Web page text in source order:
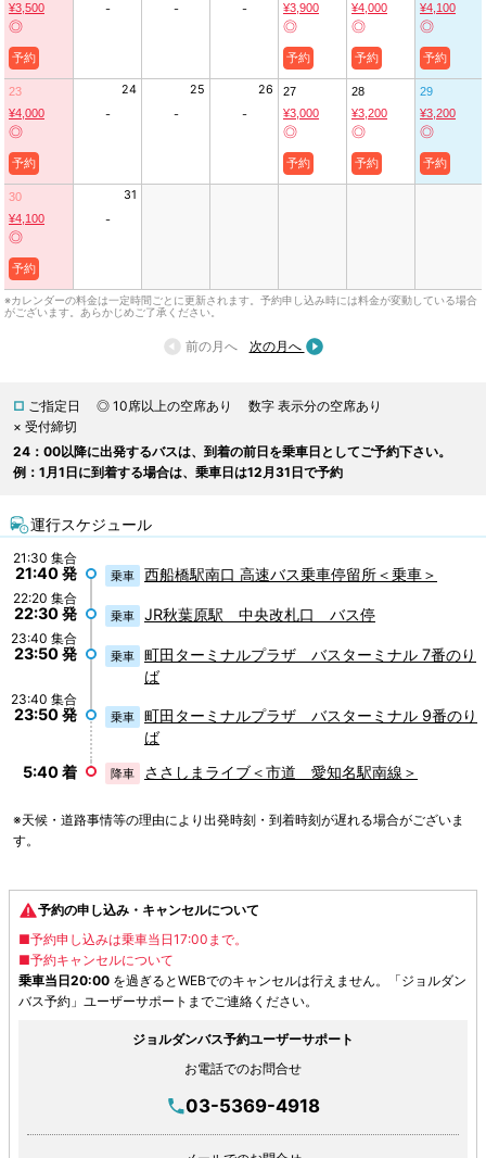
¥3,500
◎
予約
-
-
-
¥3,900
◎
予約
¥4,000
◎
予約
¥4,100
◎
予約
23
¥4,000
◎
予約
24
-
25
-
26
-
27
¥3,000
◎
予約
28
¥3,200
◎
予約
29
¥3,200
◎
予約
30
¥4,100
◎
予約
31
-
※カレンダーの料金は一定時間ごとに更新されます。予約申し込み時には料金が変動している場合
がございます。あらかじめご了承ください。
前の月へ 次の月へ
□ ご指定日 ◎ 10席以上の空席あり
数字 表示分の空席あり
× 受付締切
24：00以降に出発するバスは、到着の前日を乗車日としてご予約下さい。
例：1月1日に到着する場合は、乗車日は12月31日で予約
運行スケジュール
21:30 集合
21:40 発 乗車 西船橋駅南口 高速バス乗車停留所＜乗車＞
22:20 集合
22:30 発 乗車 JR秋葉原駅 中央改札口 バス停
23:40 集合
23:50 発 乗車
町田ターミナルプラザ バスターミナル 7番のり
ば
23:40 集合
23:50 発 乗車
町田ターミナルプラザ バスターミナル 9番のり
ば
5:40 着
降車 ささしまライブ＜市道 愛知名駅南線＞
※天候・道路事情等の理由により出発時刻・到着時刻が遅れる場合がございま
す。
予約の申し込み・キャンセルについて
■予約申し込みは乗車当日17:00まで。
■予約キャンセルについて
乗車当日20:00 を過ぎるとWEBでのキャンセルは行えません。「ジョルダン
バス予約」ユーザーサポートまでご連絡ください。
ジョルダンバス予約ユーザーサポート
お電話でのお問合せ
03-5369-4918